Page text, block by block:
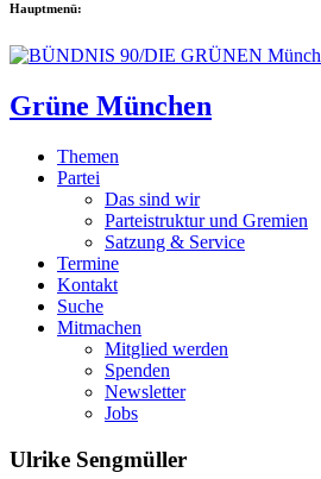
Hauptmenü:
Grüne München
Themen
Partei
Das sind wir
Parteistruktur und Gremien
Satzung & Service
Termine
Kontakt
Suche
Mitmachen
Mitglied werden
Spenden
Newsletter
Jobs
Ulrike Sengmüller